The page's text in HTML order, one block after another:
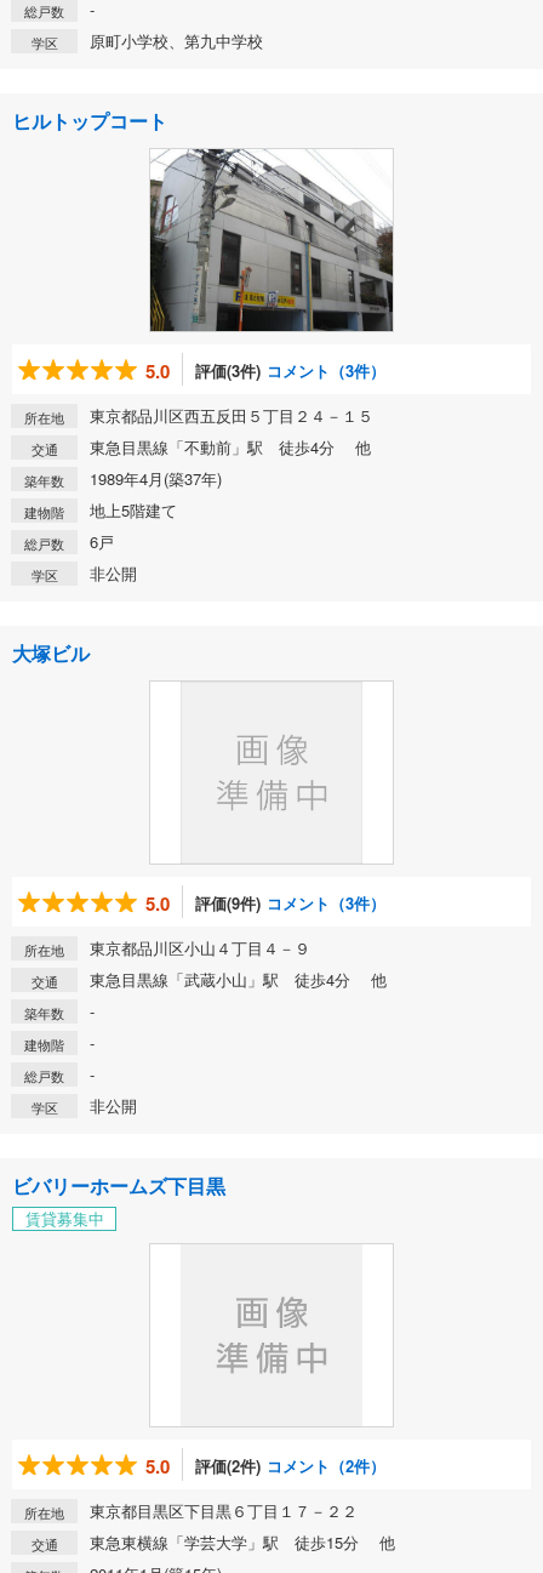
総戸数 -
学区 原町小学校、第九中学校
ヒルトップコート
5.0 評価(3件) コメント（3件）
所在地 東京都品川区西五反田５丁目２４－１５
交通 東急目黒線「不動前」駅 徒歩4分 他
築年数 1989年4月(築37年)
建物階 地上5階建て
総戸数 6戸
学区 非公開
大塚ビル
5.0 評価(9件) コメント（3件）
所在地 東京都品川区小山４丁目４－９
交通 東急目黒線「武蔵小山」駅 徒歩4分 他
築年数 -
建物階 -
総戸数 -
学区 非公開
ビバリーホームズ下目黒
賃貸募集中
5.0 評価(2件) コメント（2件）
所在地 東京都目黒区下目黒６丁目１７－２２
交通 東急東横線「学芸大学」駅 徒歩15分 他